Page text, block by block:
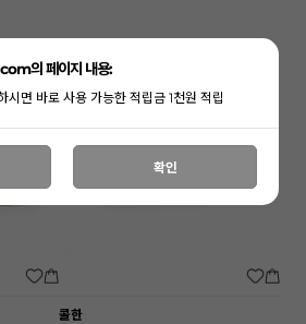
콜한
의 페이지 내용:
시면 바로 사용 가능한 적립금 1천원 적립
확인